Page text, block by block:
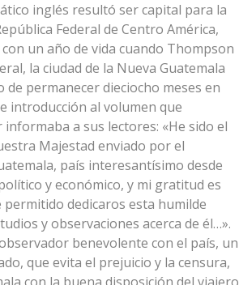
inglés resultó ser capital para la
Federal de Centro América,
un año de vida cuando Thompson
la ciudad de la Nueva Guatemala
de permanecer dieciocho meses en
introducción al volumen que
a sus lectores: «He sido el
Majestad enviado por el
país interesantísimo desde
y económico, y mi gratitud es
dedicaros esta humilde
y observaciones acerca de él…».
benevolente con el país, un
que evita el prejuicio y la censura,